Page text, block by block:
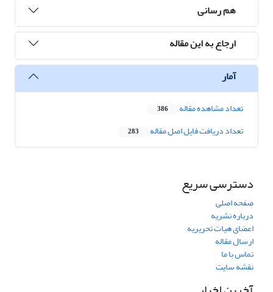
هم رسانی
ارجاع به این مقاله
آمار
تعداد مشاهده مقاله 386
تعداد دریافت فایل اصل مقاله 283
دسترسی سریع
صفحه اصلی
درباره نشریه
اعضای هیات تحریریه
ارسال مقاله
تماس با ما
نقشه سایت